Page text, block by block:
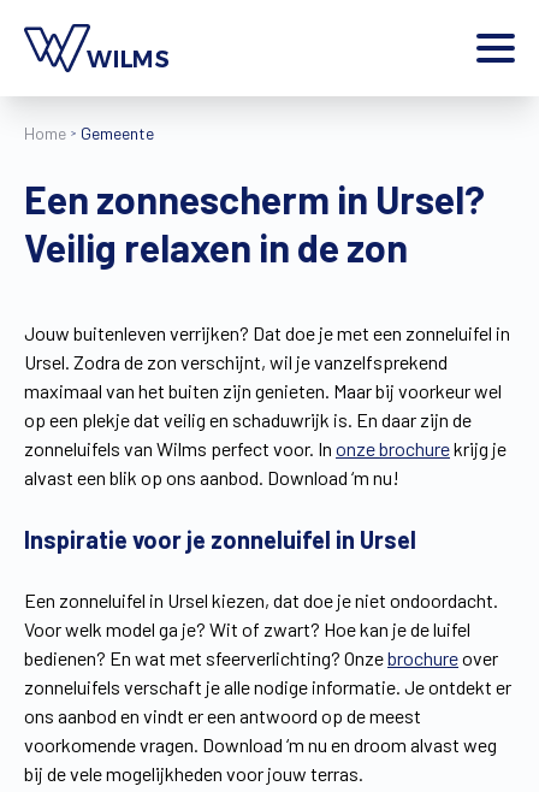
Gratis brochure
Home
Producten
Contact
Extra
Jobs
Wilms World
NL
Home Gemeente
Een zonnescherm in Ursel?
Veilig relaxen in de zon
Jouw buitenleven verrijken? Dat doe je met een zonneluifel in
Ursel. Zodra de zon verschijnt, wil je vanzelfsprekend
maximaal van het buiten zijn genieten. Maar bij voorkeur wel
op een plekje dat veilig en schaduwrijk is. En daar zijn de
zonneluifels van Wilms perfect voor. In onze brochurekrijg je
alvast een blik op ons aanbod. Download ‘m nu!
Inspiratie voor je zonneluifel in Ursel
Een zonneluifel in Ursel kiezen, dat doe je niet ondoordacht.
Voor welk model ga je? Wit of zwart? Hoe kan je de luifel
bedienen? En wat met sfeerverlichting? Onzebrochureover
zonneluifels verschaft je alle nodige informatie. Je ontdekt er
ons aanbod en vindt er een antwoord op de meest
voorkomende vragen. Download ‘m nu en droom alvast weg
bij de vele mogelijkheden voor jouw terras.